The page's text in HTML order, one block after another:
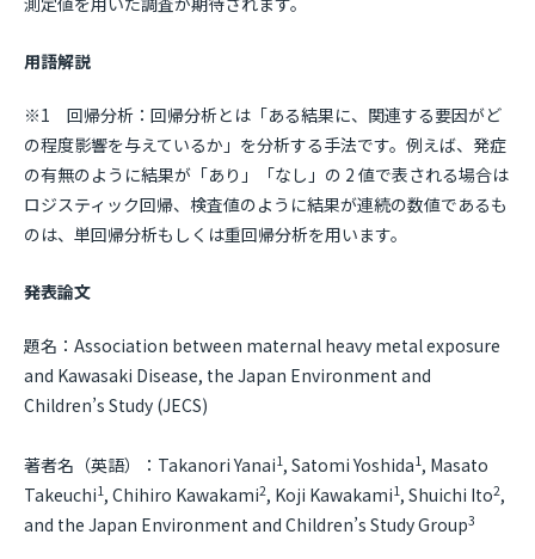
用語解説
※1 回帰分析：回帰分析とは「ある結果に、関連する要因がど
の程度影響を与えているか」を分析する手法です。例えば、発症
の有無のように結果が「あり」「なし」の 2 値で表される場合は
ロジスティック回帰、検査値のように結果が連続の数値であるも
のは、単回帰分析もしくは重回帰分析を用います。
発表論文
題名：Association between maternal heavy metal exposure
and Kawasaki Disease, the Japan Environment and
Children’s Study (JECS)
著者名（英語）：Takanori Yanai1 , Satomi Yoshida1 , Masato
Takeuchi1 , Chihiro Kawakami2, Koji Kawakami1 , Shuichi Ito2,
and the Japan Environment and Children’s Study Group3